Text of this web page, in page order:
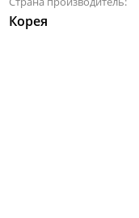
Корея